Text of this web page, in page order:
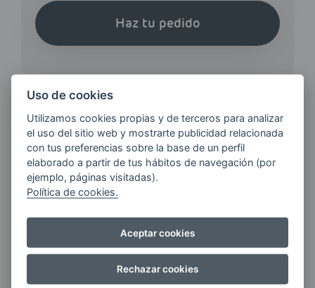
Haz tu pedido
¿QUIERES ESTAR AL DÍA DE
LAS
ÚLTIMAS NOVEDADES?
E-MAIL
Uso de cookies
Utilizamos cookies propias y de terceros para analizar
el uso del sitio web y mostrarte publicidad relacionada
con tus preferencias sobre la base de un perfil
elaborado a partir de tus hábitos de navegación (por
ejemplo, páginas visitadas).
Política de cookies.
Aceptar cookies
Rechazar cookies